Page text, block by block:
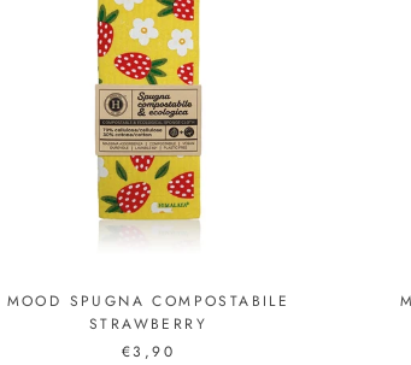
MOOD SPUGNA COMPOSTABILE
STRAWBERRY
€3,90